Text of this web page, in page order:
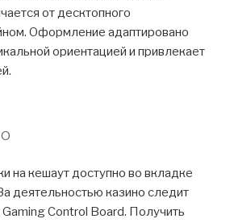
от десктопного
Оформление адаптировано
ориентацией и привлекает
на кешаут доступно во вкладке
деятельностью казино следит
Control Board. Получить